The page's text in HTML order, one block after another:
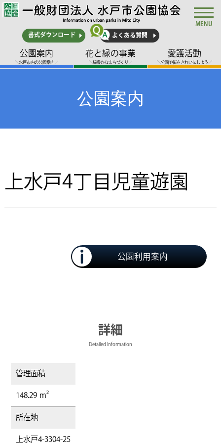
書式ダウンロード よくある質問
公園案内
＼水戸市内の公園案内／
花と緑の事業
＼緑豊かなまちづくり／
愛護活動
＼公園や街をきれいにしよう／
MENU
公園案内
上水戸4丁目児童遊園
公園利用案内
詳細
Detailed Information
管理面積
148.29 m²
所在地
上水戸4-3304-25